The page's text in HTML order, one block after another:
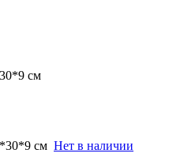
см
см Нет в наличии